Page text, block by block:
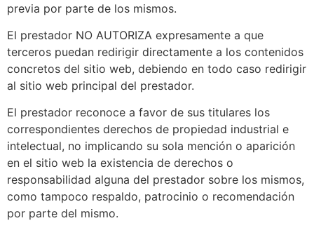
previa por parte de los mismos.
El prestador NO AUTORIZA expresamente a que
terceros puedan redirigir directamente a los contenidos
concretos del sitio web, debiendo en todo caso redirigir
al sitio web principal del prestador.
El prestador reconoce a favor de sus titulares los
correspondientes derechos de propiedad industrial e
intelectual, no implicando su sola mención o aparición
en el sitio web la existencia de derechos o
responsabilidad alguna del prestador sobre los mismos,
como tampoco respaldo, patrocinio o recomendación
por parte del mismo.